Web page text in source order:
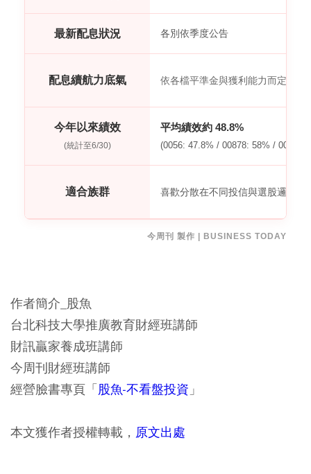
最新配息狀況 各別依季度公告
配息續航力底氣 依各檔平準金與獲利能力而定
今年以來績效
(統計至6/30)
平均績效約 48.8%
(0056: 47.8% / 00878: 58% / 00919:
適合族群 喜歡分散在不同投信與選股邏輯的
今周刊 製作 | BUSINESS TODAY
作者簡介_股魚
台北科技大學推廣教育財經班講師
財訊贏家養成班講師
今周刊財經班講師
經營臉書專頁「股魚-不看盤投資 」
本文獲作者授權轉載， 原文出處